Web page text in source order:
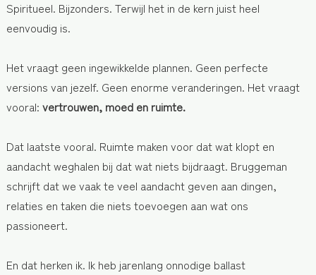
Spiritueel. Bijzonders. Terwijl het in de kern juist heel
eenvoudig is.
Het vraagt geen ingewikkelde plannen. Geen perfecte
versions van jezelf. Geen enorme veranderingen. Het vraagt
vooral: vertrouwen, moed en ruimte.
Dat laatste vooral. Ruimte maken voor dat wat klopt en
aandacht weghalen bij dat wat niets bijdraagt. Bruggeman
schrijft dat we vaak te veel aandacht geven aan dingen,
relaties en taken die niets toevoegen aan wat ons
passioneert.
En dat herken ik. Ik heb jarenlang onnodige ballast